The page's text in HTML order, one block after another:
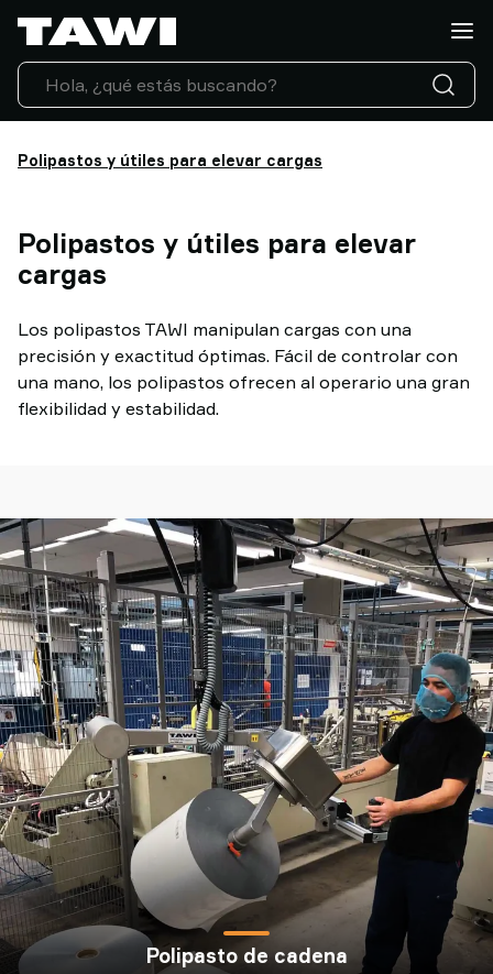
Polipastos y útiles para elevar cargas
Polipastos y útiles para elevar
cargas
Los polipastos TAWI manipulan cargas con una
precisión y exactitud óptimas. Fácil de controlar con
una mano, los polipastos ofrecen al operario una gran
flexibilidad y estabilidad.
Polipasto de cadena
¿Qué
tipo
de
carga
necesita
Soluciones
Servicio
Técnico
Casos
éxito
Actualidad
Contacto